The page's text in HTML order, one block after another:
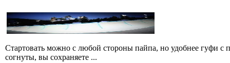
Стартовать можно с любой стороны пайпа, но удобнее гуфи с
согнуты, вы сохраняете ...